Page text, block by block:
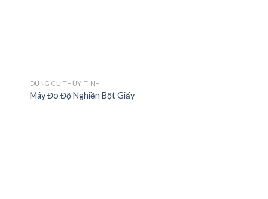
DỤNG CỤ THỦY TINH
Máy Đo Độ Nghiền Bột Giấy